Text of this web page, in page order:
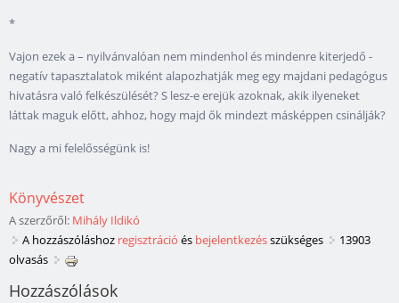
*
Vajon ezek a – nyilvánvalóan nem mindenhol és mindenre kiterjedő -
negatív tapasztalatok miként alapozhatják meg egy majdani pedagógus
hivatásra való felkészülését? S lesz-e erejük azoknak, akik ilyeneket
láttak maguk előtt, ahhoz, hogy majd ők mindezt másképpen csinálják?
Nagy a mi felelősségünk is!
Könyvészet
A szerzőről: Mihály Ildikó
A hozzászóláshoz regisztráció és bejelentkezésszükséges
13903
olvasás
Hozzászólások